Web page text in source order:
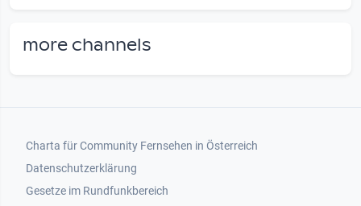
more channels
Footer 1
Charta für Community Fernsehen in Österreich
Datenschutzerklärung
Gesetze im Rundfunkbereich